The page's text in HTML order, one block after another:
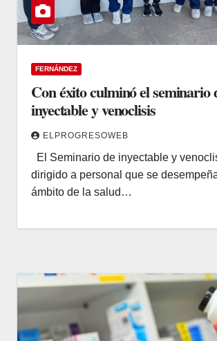
FERNÁNDEZ
Con éxito culminó el seminario
inyectable y venoclisis
ELPROGRESOWEB
El Seminario de inyectable y
dirigido a personal que se
ámbito de la salud…